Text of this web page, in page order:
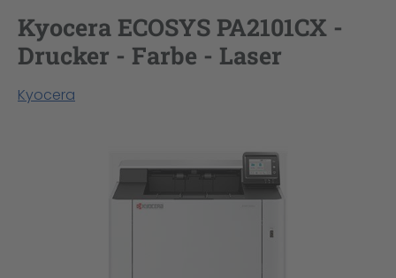
Kyocera ECOSYS PA2101CX -
Drucker - Farbe - Laser
Kyocera